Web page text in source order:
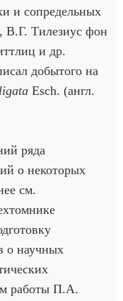
и сопредельных
В.Г. Тилезиус фон
и др.
добытого на
Esch. (англ.
ряда
о некоторых
см.
о научных
работы П.А.